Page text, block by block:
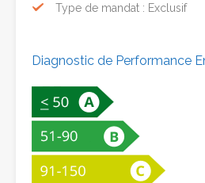
Type de mandat : Exclusif
Diagnostic de Performance